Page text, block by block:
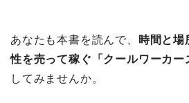
あなたも本書を読んで、
時間と場
性を売って稼ぐ「クールワーカー
してみませんか。